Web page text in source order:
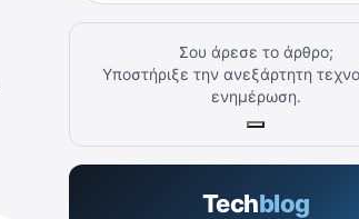
Σου άρεσε το άρθρο;
Υποστήριξε την ανεξάρτητη
ενημέρωση.
Techblog